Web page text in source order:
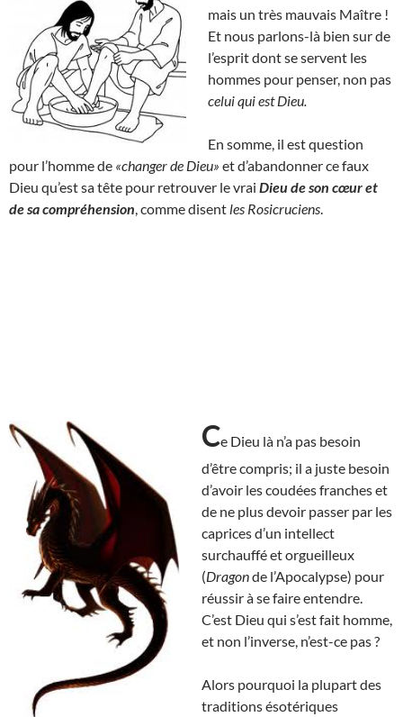
mais un très mauvais Maître !
Et nous parlons-là bien sur de
l’esprit dont se servent les
hommes pour penser, non pas
celui qui est Dieu.
En somme, il est question
pour l’homme de «changer de Dieu» et d’abandonner ce faux
Dieu qu’est sa tête pour retrouver le vrai Dieu de son cœur et
de sa compréhension , comme disent les Rosicruciens
Ce Dieu là n’a pas besoin
d’être compris; il a juste besoin
d’avoir les coudées franches et
de ne plus devoir passer par les
caprices d’un intellect
surchauffé et orgueilleux
(Dragonde l’Apocalypse) pour
réussir à se faire entendre.
C’est Dieu qui s’est fait homme,
et non l’inverse, n’est-ce pas ?
Alors pourquoi la plupart des
traditions ésotériques